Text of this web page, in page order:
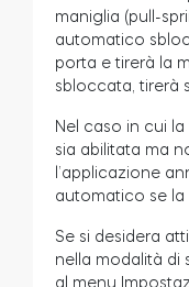
maniglia (pull-
automatico
porta e tirerà la
sbloccata, tirerà
Nel caso in cui
sia abilitata ma
l’applicazione
automatico se la
Se si desidera
nella modalità
al menu